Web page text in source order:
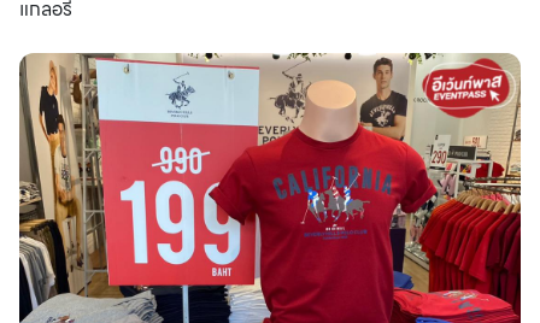
แกลอรี่